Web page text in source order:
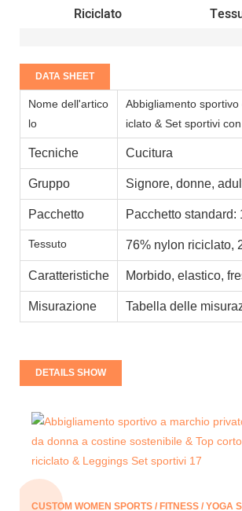
Riciclato
DATA SHEET
Nome dell'artico
lo
Abbigliamento
iclato & Set sportivi
Tecniche Cucitura
Gruppo Signore, donne,
Pacchetto Pacchetto
Tessuto 76% nylon riciclato,
Caratteristiche Morbido, elastico,
Misurazione Tabella delle
DETAILS SHOW
CUSTOM WOMEN SPORTS / FITNESS / YOGA